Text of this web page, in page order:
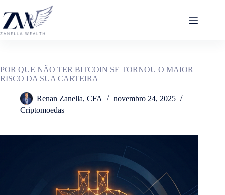
para
conteúdo
POR QUE NÃO TER BITCOIN SE TORNOU O MAIOR
RISCO DA SUA CARTEIRA
Renan Zanella, CFA
novembro 24, 2025
Criptomoedas